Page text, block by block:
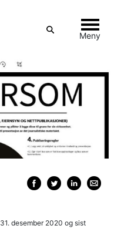
Vis
søkeboks
Meny
31. desember 2020og sist